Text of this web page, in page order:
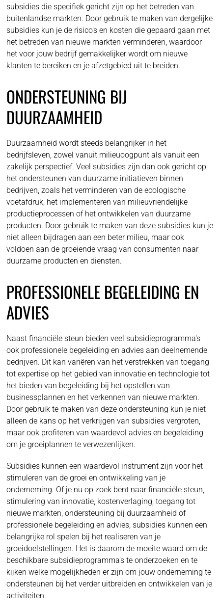
subsidies die specifiek gericht zijn op het betreden van
buitenlandse markten. Door gebruik te maken van dergelijke
subsidies kun je de risico's en kosten die gepaard gaan met
het betreden van nieuwe markten verminderen, waardoor
het voor jouw bedrijf gemakkelijker wordt om nieuwe
klanten te bereiken en je afzetgebied uit te breiden.
ONDERSTEUNING BIJ
DUURZAAMHEID
Duurzaamheid wordt steeds belangrijker in het
bedrijfsleven, zowel vanuit milieuoogpunt als vanuit een
zakelijk perspectief. Veel subsidies zijn dan ook gericht op
het ondersteunen van duurzame initiatieven binnen
bedrijven, zoals het verminderen van de ecologische
voetafdruk, het implementeren van milieuvriendelijke
productieprocessen of het ontwikkelen van duurzame
producten. Door gebruik te maken van deze subsidies kun je
niet alleen bijdragen aan een beter milieu, maar ook
voldoen aan de groeiende vraag van consumenten naar
duurzame producten en diensten.
PROFESSIONELE BEGELEIDING EN
ADVIES
Naast financiële steun bieden veel subsidieprogramma's
ook professionele begeleiding en advies aan deelnemende
bedrijven. Dit kan variëren van het verstrekken van toegang
tot expertise op het gebied van innovatie en technologie tot
het bieden van begeleiding bij het opstellen van
businessplannen en het verkennen van nieuwe markten.
Door gebruik te maken van deze ondersteuning kun je niet
alleen de kans op het verkrijgen van subsidies vergroten,
maar ook profiteren van waardevol advies en begeleiding
om je groeiplannen te verwezenlijken.
Subsidies kunnen een waardevol instrument zijn voor het
stimuleren van de groei en ontwikkeling van je
onderneming. Of je nu op zoek bent naar financiële steun,
stimulering van innovatie, kostenverlaging, toegang tot
nieuwe markten, ondersteuning bij duurzaamheid of
professionele begeleiding en advies, subsidies kunnen een
belangrijke rol spelen bij het realiseren van je
groeidoelstellingen. Het is daarom de moeite waard om de
beschikbare subsidieprogramma's te onderzoeken en te
kijken welke mogelijkheden er zijn om jouw onderneming te
ondersteunen bij het verder uitbreiden en ontwikkelen van je
activiteiten.